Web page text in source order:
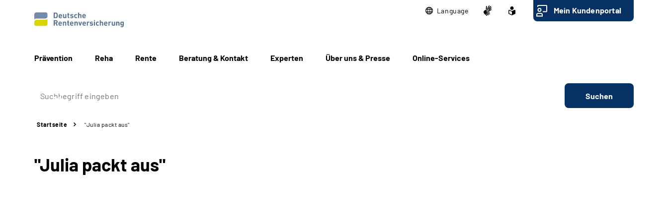
Language Mein Kundenportal
Prävention Reha Rente Beratung & Kontakt Experten Über uns & Presse Online-Services
Suchen
Startseite "Julia packt aus"
"Julia packt aus"